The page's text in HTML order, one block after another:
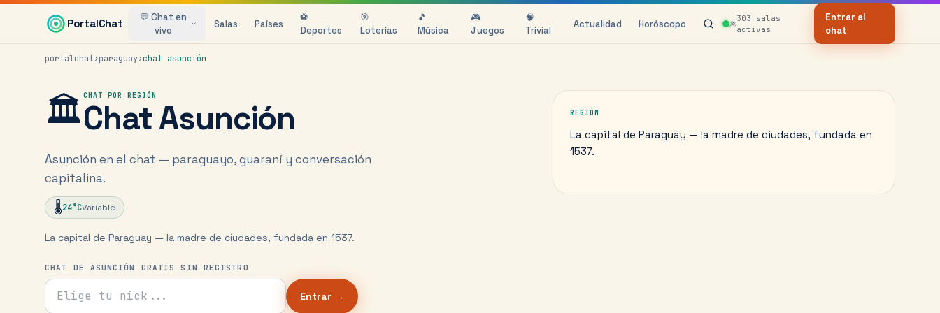
Saltar al contenido principal
PortalChat
💬 Chat en
vivo
Salas Países
⚽
Deportes
🎯
Loterías
🎵
Música
🎮
Juegos
🧠
Trivial
Actualidad Horóscopo 303 salas
activas
Entrar al
chat
portalchat›paraguay›chat asunción
🏛️ CHAT POR REGIÓN
ChatAsunción
Asunción en el chat — paraguayo, guaraní y conversación
capitalina.
🌡️24°CVariable
La capital de Paraguay — la madre de ciudades, fundada en 1537.
CHAT DE ASUNCIÓN GRATIS SIN REGISTRO
Tu nick para el chat
Entrar →
REGIÓN
La capital de Paraguay — la madre de ciudades, fundada en
1537.